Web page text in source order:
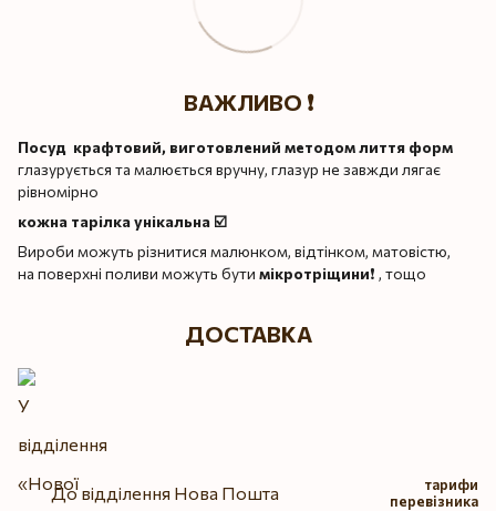
ВАЖЛИВО ❗️
Посуд крафтовий, виготовлений методом лиття форм
глазурується та малюється вручну, глазур не завжди лягає
рівномірно
кожна тарілка унікальна ☑️
Вироби можуть різнитися малюнком, відтінком, матовістю,
на поверхні поливи можуть бути мікротріщини❗️ , тощо
ДОСТАВКА
До відділення Нова Пошта
тарифи
перевізника